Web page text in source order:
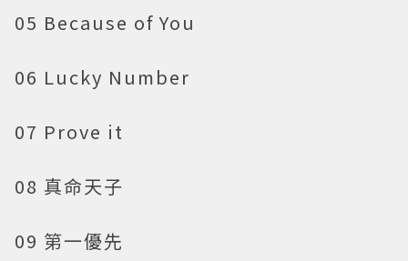
05 Because of You
06 Lucky Number
07 Prove it
08 真命天子
09 第一優先